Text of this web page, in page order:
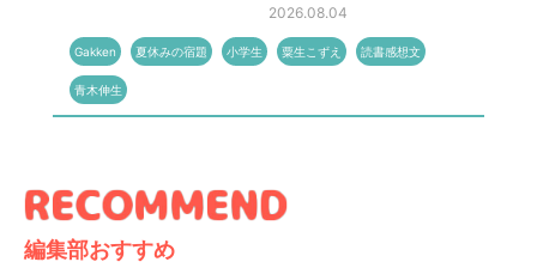
2026.08.04
Gakken 夏休みの宿題 小学生 粟生こずえ 読書感想文
青木伸生
編集部おすすめ